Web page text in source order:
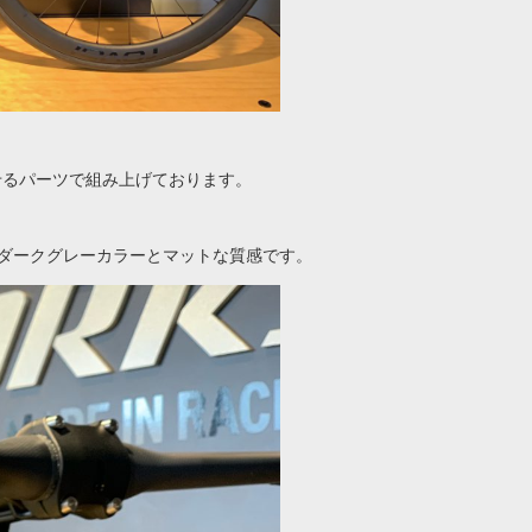
パーツで組み上げております。
クグレーカラーとマットな質感です。